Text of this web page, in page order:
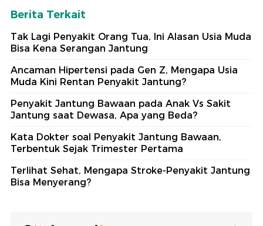
Berita Terkait
Tak Lagi Penyakit Orang Tua, Ini Alasan Usia Muda
Bisa Kena Serangan Jantung
Ancaman Hipertensi pada Gen Z, Mengapa Usia
Muda Kini Rentan Penyakit Jantung?
Penyakit Jantung Bawaan pada Anak Vs Sakit
Jantung saat Dewasa, Apa yang Beda?
Kata Dokter soal Penyakit Jantung Bawaan,
Terbentuk Sejak Trimester Pertama
Terlihat Sehat, Mengapa Stroke-Penyakit Jantung
Bisa Menyerang?